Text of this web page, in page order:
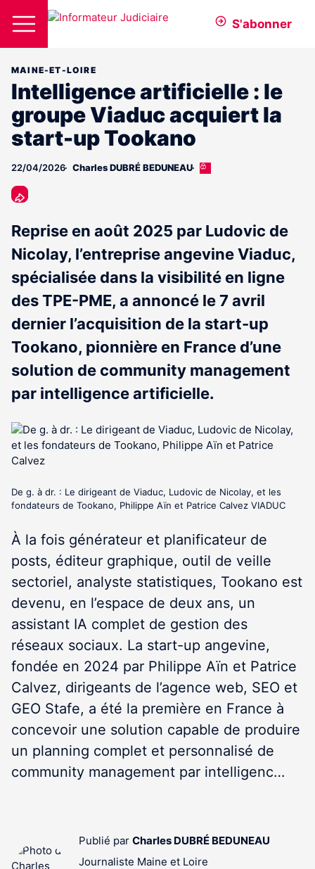
S'abonner
MAINE-ET-LOIRE
Intelligence artificielle : le
groupe Viaduc acquiert la
start-up Tookano
22/04/2026 Charles DUBRÉ BEDUNEAU
Cet
abonnés
Reprise en août 2025 par Ludovic de
Nicolay, l’entreprise angevine Viaduc,
spécialisée dans la visibilité en ligne
des TPE-PME, a annoncé le 7 avril
dernier l’acquisition de la start-up
Tookano, pionnière en France d’une
solution de community management
par intelligence artificielle.
De g. à dr. : Le dirigeant de Viaduc, Ludovic de Nicolay, et les
fondateurs de Tookano, Philippe Aïn et Patrice Calvez VIADUC
À la fois générateur et planificateur de
posts, éditeur graphique, outil de veille
sectoriel, analyste statistiques, Tookano est
devenu, en l’espace de deux ans, un
assistant IA complet de gestion des
réseaux sociaux. La start-up angevine,
fondée en 2024 par Philippe Aïn et Patrice
Calvez, dirigeants de l’agence web, SEO et
GEO Stafe, a été la première en France à
concevoir une solution capable de produire
un planning complet et personnalisé de
community management par intelligenc…
Publié par Charles DUBRÉ BEDUNEAU
Journaliste Maine et Loire